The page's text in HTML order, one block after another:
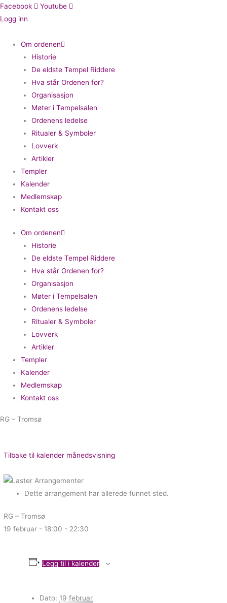
Hopp
rett
innholdet
Facebook
Youtube
Logg inn
Om ordenen
Historie
De eldste Tempel Riddere
Hva står Ordenen for?
Organisasjon
Møter i Tempelsalen
Ordenens ledelse
Ritualer & Symboler
Lovverk
Artikler
Templer
Kalender
Medlemskap
Kontakt oss
Om ordenen
Historie
De eldste Tempel Riddere
Hva står Ordenen for?
Organisasjon
Møter i Tempelsalen
Ordenens ledelse
Ritualer & Symboler
Lovverk
Artikler
Templer
Kalender
Medlemskap
Kontakt oss
RG – Tromsø
Tilbake til kalender månedsvisning
Dette arrangement har allerede funnet sted.
RG – Tromsø
19 februar - 18:00 - 22:30
Legg til i kalender
Dato: 19 februar